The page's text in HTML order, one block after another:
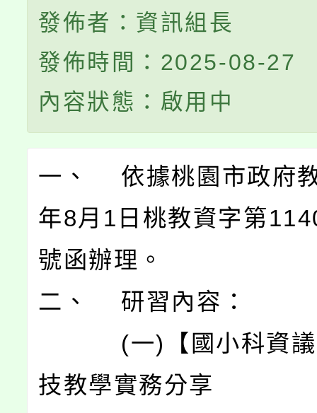
發佈者：資訊組長
發佈時間：2025-08-27
內容狀態：啟用中
一、 依據桃園市政府
年8月1日桃教資字第
號函辦理。
二、 研習內容：
(一)【國小科資議
技教學實務分享